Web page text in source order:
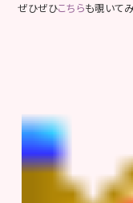
ぜひぜひこちらも覗いて